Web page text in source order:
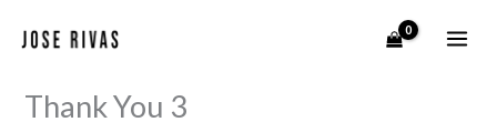
Thank You 3